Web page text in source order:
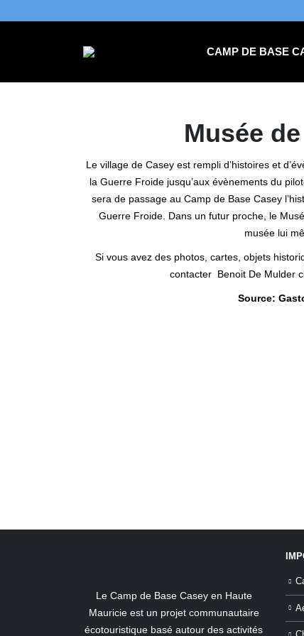
CAMP DE BASE
Musée
Le village de Casey est rempli d’histoires et
la Guerre Froide jusqu’aux évènements du
sera de passage au Camp de Base Casey
Guerre Froide. Dans un futur proche, le
musée lui
Si vous avez des photos, cartes, objets
contacter Benoit De Mulder
Source:
Le Camp de Base Casey en Haute
Mauricie est un projet communautaire
écotouristique basé autour des activités